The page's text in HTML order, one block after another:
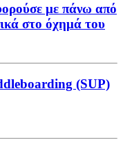
με πάνω από
στο όχημά του
(SUP)